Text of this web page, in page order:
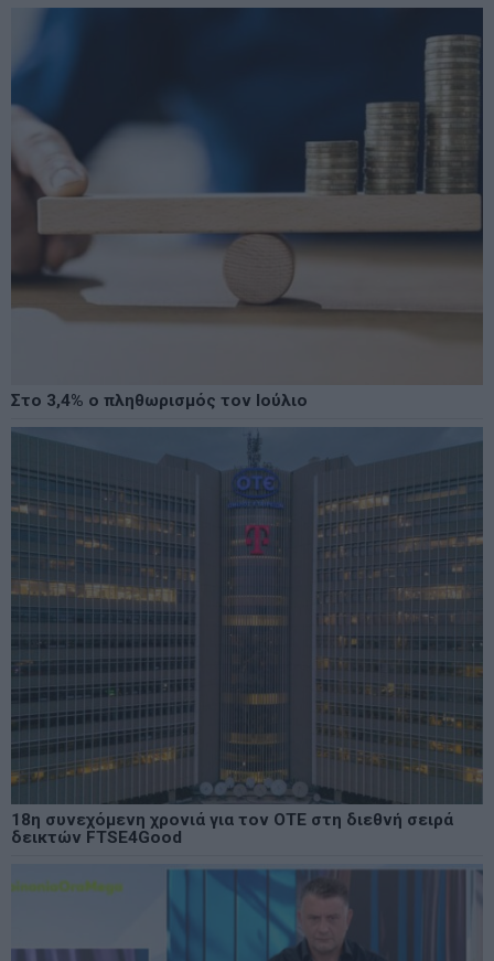
Στο 3,4% ο πληθωρισμός τον Ιούλιο
18η συνεχόμενη χρονιά για τον ΟΤΕ στη διεθνή σειρά
δεικτών FTSE4Good